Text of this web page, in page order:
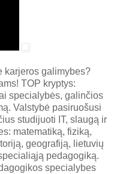
karjeros galimybes?
TOP kryptys:
specialybės, galinčios
Valstybė pasiruošusi
studijuoti IT, slaugą ir
matematiką, fiziką,
geografiją, lietuvių
pedagogiką.
specialybes